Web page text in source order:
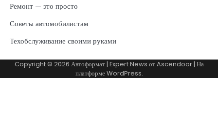
Ремонт — это просто
Советы автомобилистам
Техобслуживание своими руками
Copyright © 2026 Автоформат| Expert News отAscendoor| На
платформеWordPress.